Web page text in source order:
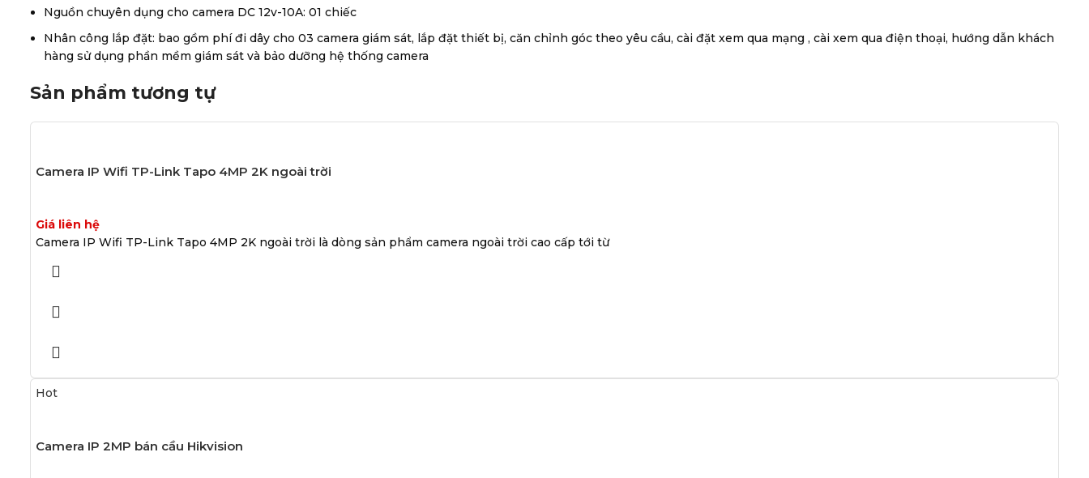
Nguồn chuyên dụng cho camera DC 12v-10A: 01 chiếc
Nhân công lắp đặt: bao gồm phí đi dây cho 03 camera giám sát, lắp đặt thiết bị, căn chỉnh góc theo yêu cầu, cài đặt xem qua mạng , cài xem qua điện thoại, hướng dẫn khách
hàng sử dụng phần mềm giám sát và bảo dưỡng hệ thống camera
Sản phẩm tương tự
Camera IP Wifi TP-Link Tapo 4MP 2K ngoài trời
Giá liên hệ
Camera IP Wifi TP-Link Tapo 4MP 2K ngoài trời là dòng sản phẩm camera ngoài trời cao cấp tới từ
Hot
Camera IP 2MP bán cầu Hikvision